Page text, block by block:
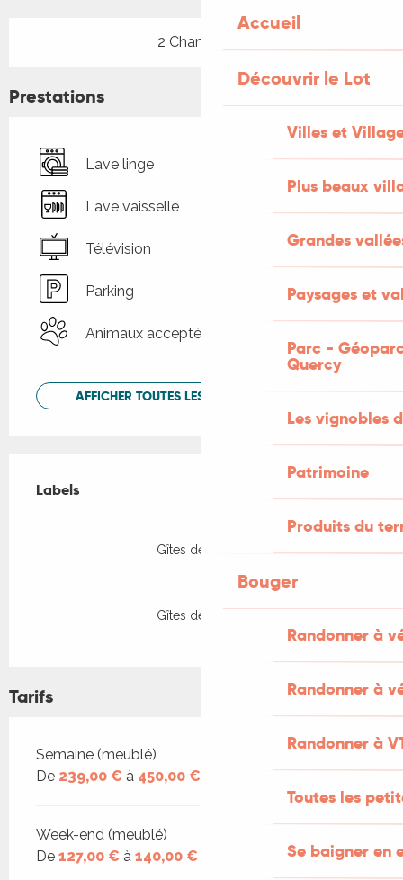
Accueil
Découvrir le Lot
Villes et
Plus beaux
Grandes
Paysages et
Parc -
Quercy
Les vignobles
Patrimoine
Produits du
Bouger
Randonner à
Randonner à
Randonner à
Toutes les
Se baigner en
2 Chambre(s)
Prestations
Lave linge
Lave vaisselle
Télévision
Parking
Animaux acceptés
AFFICHER TOUTES LES PRESTATIONS
Labels
Labels
Gîtes de France
Gîtes de France
Tarifs
Tarifs 2026
Semaine (meublé)
De 239,00 € à 450,00 €
Week-end (meublé)
De 127,00 € à 140,00 €